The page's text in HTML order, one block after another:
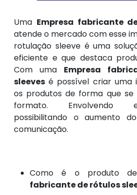
Uma Empresa fabricante
atende o mercado com esse
rotulação sleeve é uma
eficiente e que destaca
Com uma Empresa
sleeves é possível criar uma
os produtos de forma que se
formato. Envolvendo
possibilitando o aumento
comunicação.
Como é o produto
fabricante de rótulos